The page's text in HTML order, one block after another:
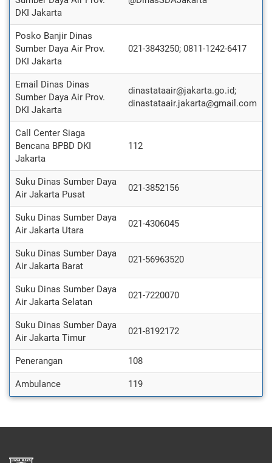
DKI Jakarta
Posko Banjir Dinas
Sumber Daya Air Prov.
DKI Jakarta
021-3843250; 0811-1242-6417
Email Dinas Dinas
Sumber Daya Air Prov.
DKI Jakarta
dinastataair@jakarta.go.id;
dinastataair.jakarta@gmail.com
Call Center Siaga
Bencana BPBD DKI
Jakarta
112
Suku Dinas Sumber Daya
Air Jakarta Pusat
021-3852156
Suku Dinas Sumber Daya
Air Jakarta Utara
021-4306045
Suku Dinas Sumber Daya
Air Jakarta Barat
021-56963520
Suku Dinas Sumber Daya
Air Jakarta Selatan
021-7220070
Suku Dinas Sumber Daya
Air Jakarta Timur
021-8192172
Penerangan 108
Ambulance 119